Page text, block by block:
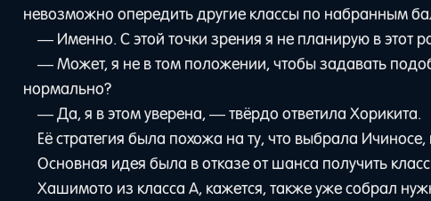
невозможно опередить другие классы по набранным
— Именно. С этой точки зрения я не планирую в этот
— Может, я не в том положении, чтобы задавать
нормально?
— Да, я в этом уверена, — твёрдо ответила Хорикита.
Её стратегия была похожа на ту, что выбрала
Основная идея была в отказе от шанса получить
Хашимото из класса A, кажется, также уже собрал